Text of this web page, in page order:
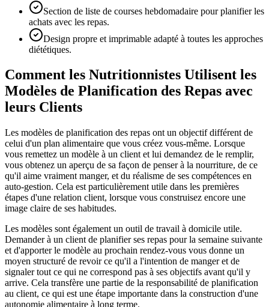
Section de liste de courses hebdomadaire pour planifier les
achats avec les repas.
Design propre et imprimable adapté à toutes les approches
diététiques.
Comment les Nutritionnistes Utilisent les
Modèles de Planification des Repas avec
leurs Clients
Les modèles de planification des repas ont un objectif différent de
celui d'un plan alimentaire que vous créez vous-même. Lorsque
vous remettez un modèle à un client et lui demandez de le remplir,
vous obtenez un aperçu de sa façon de penser à la nourriture, de ce
qu'il aime vraiment manger, et du réalisme de ses compétences en
auto-gestion. Cela est particulièrement utile dans les premières
étapes d'une relation client, lorsque vous construisez encore une
image claire de ses habitudes.
Les modèles sont également un outil de travail à domicile utile.
Demander à un client de planifier ses repas pour la semaine suivante
et d'apporter le modèle au prochain rendez-vous vous donne un
moyen structuré de revoir ce qu'il a l'intention de manger et de
signaler tout ce qui ne correspond pas à ses objectifs avant qu'il y
arrive. Cela transfère une partie de la responsabilité de planification
au client, ce qui est une étape importante dans la construction d'une
autonomie alimentaire à long terme.